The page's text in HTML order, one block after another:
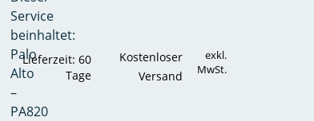
Service
beinhaltet:
Palo
Alto
–
PA820
Lieferzeit: 60
Tage
Kostenloser
Versand
exkl.
MwSt.